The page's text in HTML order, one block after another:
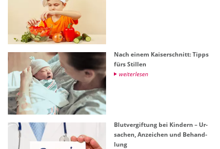
Nach einem Kai­ser­schnitt: Tipps
fürs Stil­len
wei­ter­le­sen
Blut­ver­gif­tung bei Kin­dern – Ur­
sa­chen, An­zei­chen und Be­hand­
lung